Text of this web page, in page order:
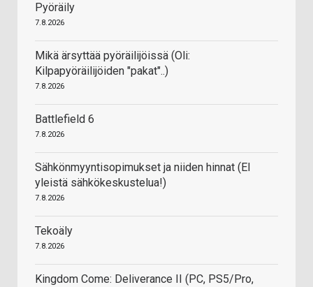
Pyöräily
7.8.2026
Mikä ärsyttää pyöräilijöissä (Oli:
Kilpapyöräilijöiden "pakat"..)
7.8.2026
Battlefield 6
7.8.2026
Sähkönmyyntisopimukset ja niiden hinnat (EI
yleistä sähkökeskustelua!)
7.8.2026
Tekoäly
7.8.2026
Kingdom Come: Deliverance II (PC, PS5/Pro,